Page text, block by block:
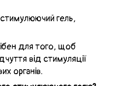
стимулюючий гель,
для того, щоб
від стимуляції
органів.